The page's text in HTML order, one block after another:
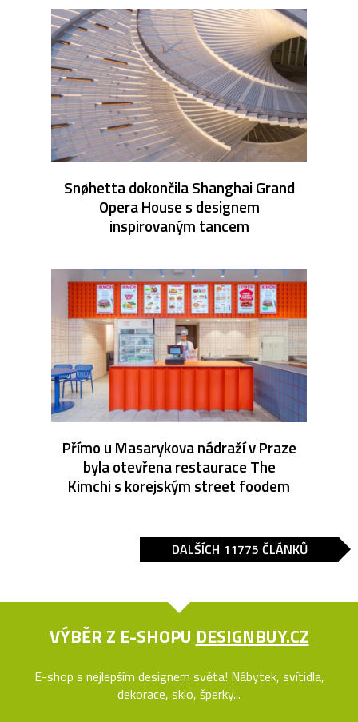
Snøhetta dokončila Shanghai Grand
Opera House s designem
inspirovaným tancem
Přímo u Masarykova nádraží v Praze
byla otevřena restaurace The
Kimchi s korejským street foodem
DALŠÍCH 11775 ČLÁNKŮ
VÝBĚR Z E-SHOPU DESIGNBUY.CZ
E-shop s nejlepším designem světa! Nábytek, svítidla,
dekorace, sklo, šperky...